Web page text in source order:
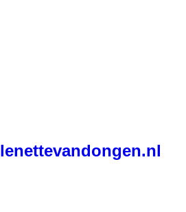
lenettevandongen.nl